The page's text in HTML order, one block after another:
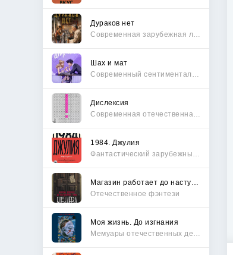
Дураков нет
Шах и мат
Дислексия
1984. Джулия
Отечественное фэнтези
Моя жизнь. До изгнания